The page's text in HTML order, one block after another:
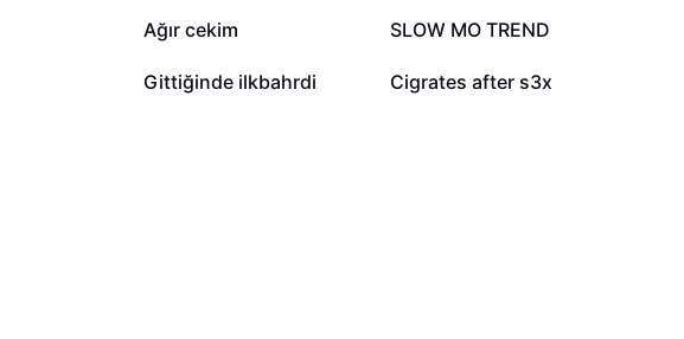
1 B
Ağır cekim 919
SLOW MO TREND
325
Gittiğinde ilkbahrdi 73
Cigrates after s3x